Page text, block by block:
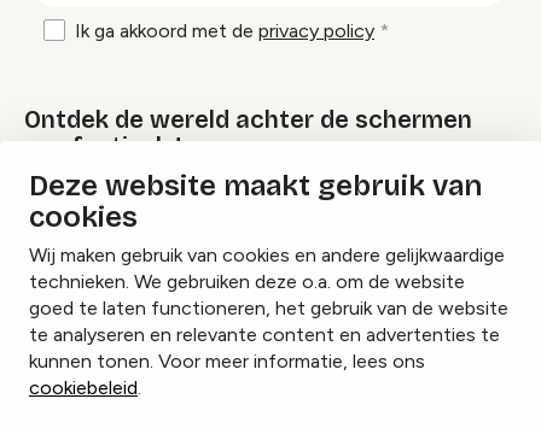
Deze website maakt gebruik van
cookies
Wij maken gebruik van cookies en andere gelijkwaardige
technieken. We gebruiken deze o.a. om de website
goed te laten functioneren, het gebruik van de website
te analyseren en relevante content en advertenties te
kunnen tonen. Voor meer informatie, lees ons
cookiebeleid.
Ik ga akkoord met de privacy policy
Ontdek de wereld achter de schermen
van festivals!
Lees onze Festival Specials
InstagramFacebookLinkedIn